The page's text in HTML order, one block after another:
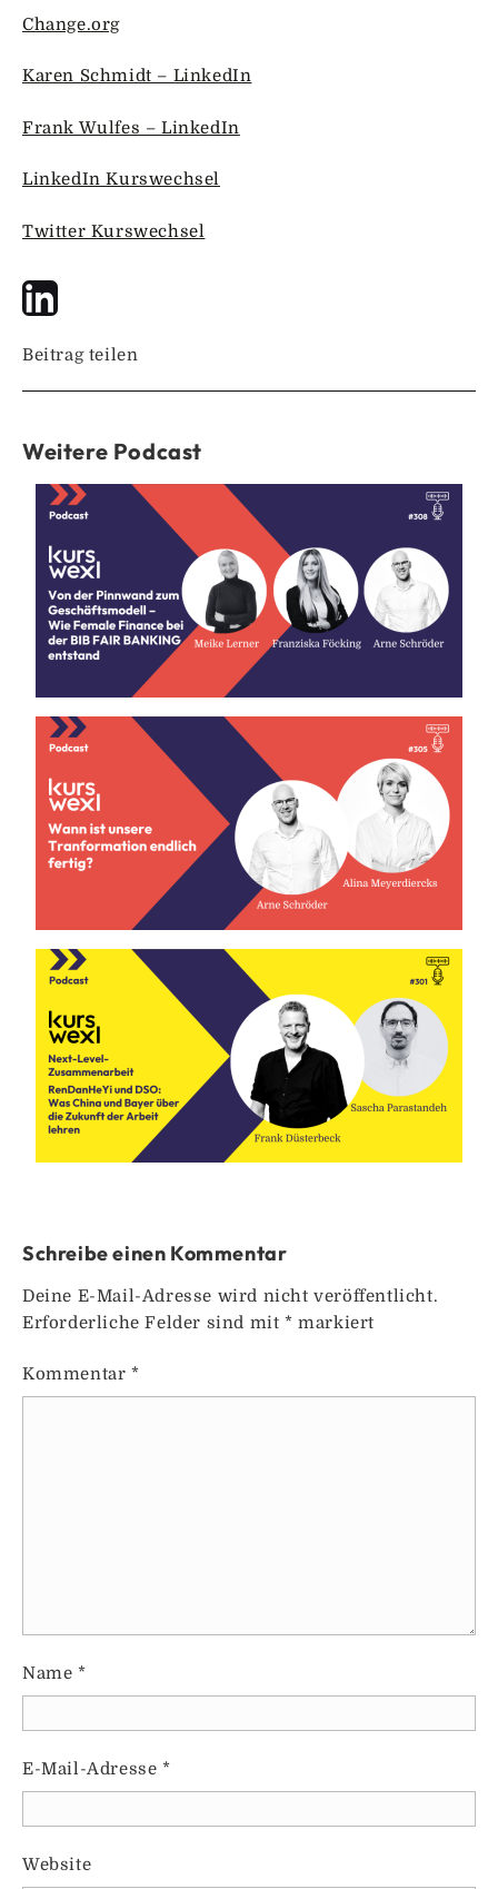
Change.org
Karen Schmidt – LinkedIn
Frank Wulfes – LinkedIn
LinkedIn Kurswechsel
Twitter Kurswechsel
Beitrag teilen
Weitere Podcast
Schreibe einen Kommentar
Deine E-Mail-Adresse wird nicht veröffentlicht.
Erforderliche Felder sind mit* markiert
Kommentar *
Name *
E-Mail-Adresse *
Website